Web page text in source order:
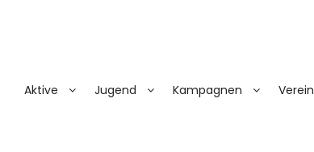
Aktive Jugend Kampagnen Verein